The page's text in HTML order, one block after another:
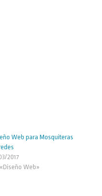
Web para Mosquiteras
2017
Web»